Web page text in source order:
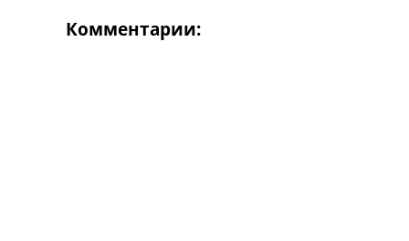
Таблиця АПЛ
Комментарии: